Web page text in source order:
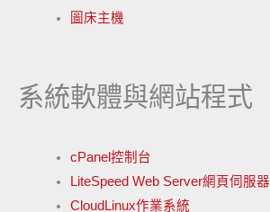
圖床主機
系統軟體與網站程式
cPanel控制台
LiteSpeed Web Server網頁伺服器
CloudLinux作業系統